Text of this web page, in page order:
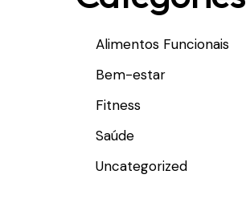
Alimentos Funcionais
Bem-estar
Fitness
Saúde
Uncategorized